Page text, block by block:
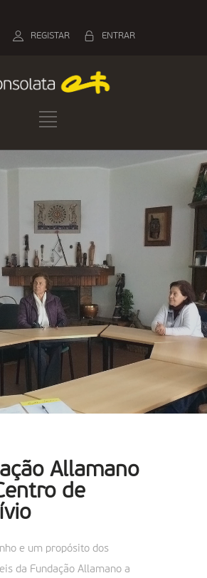
ENTRAR
REGISTAR
Allamano
de
e um propósito dos
da Fundação Allamano a